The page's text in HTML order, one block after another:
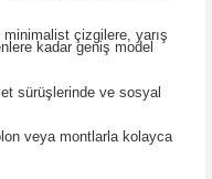
çizgilere, yarış
kadar geniş model
sürüşlerinde ve sosyal
veya montlarla kolayca